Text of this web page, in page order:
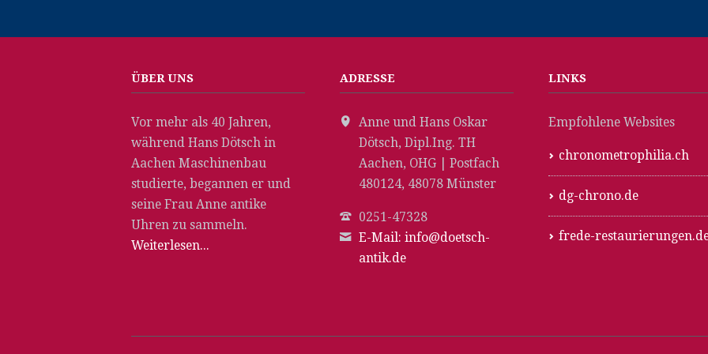
ÜBER UNS
Vor mehr als 40 Jahren,
während Hans Dötsch in
Aachen Maschinenbau
studierte, begannen er und
seine Frau Anne antike
Uhren zu sammeln.
Weiterlesen...
ADRESSE
Anne und Hans Oskar
Dötsch, Dipl.Ing. TH
Aachen, OHG | Postfach
480124, 48078 Münster
0251-47328
E-Mail: info@doetsch-
antik.de
LINKS
Empfohlene Websites
chronometrophilia.ch
dg-chrono.de
frede-